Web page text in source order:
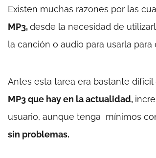
Existen muchas razones por las
MP3,desde la necesidad de
la canción o audio para usarla para
Antes esta tarea era bastante
MP3 que hay en la actualidad,
usuario, aunque tenga mínimos
sin problemas.